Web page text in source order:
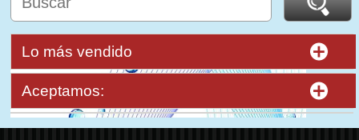
Lo más vendido
Aceptamos: